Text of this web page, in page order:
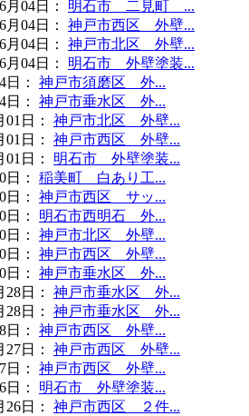
月04日 ：
明石市 二見町 ...
月04日 ：
神戸市西区 外壁...
月04日 ：
神戸市北区 外壁...
月04日 ：
明石市 外壁塗装...
日 ：
神戸市須磨区 外...
日 ：
神戸市垂水区 外...
01日 ：
神戸市北区 外壁...
01日 ：
神戸市西区 外壁...
01日 ：
明石市 外壁塗装...
日 ：
稲美町 白あり工...
日 ：
神戸市西区 サッ...
日 ：
明石市西明石 外...
日 ：
神戸市北区 外壁...
日 ：
神戸市西区 外壁...
日 ：
神戸市垂水区 外...
28日 ：
神戸市垂水区 外...
28日 ：
神戸市垂水区 外...
日 ：
神戸市西区 外壁...
27日 ：
神戸市西区 外壁...
日 ：
神戸市西区 外壁...
日 ：
明石市 外壁塗装...
26日 ： 神戸市西区 ２件...